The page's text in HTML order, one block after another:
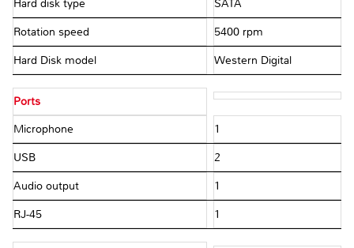
Hard disk type SATA
Rotation speed 5400 rpm
Hard Disk model Western Digital
Ports
Microphone 1
USB 2
Audio output 1
RJ-45 1